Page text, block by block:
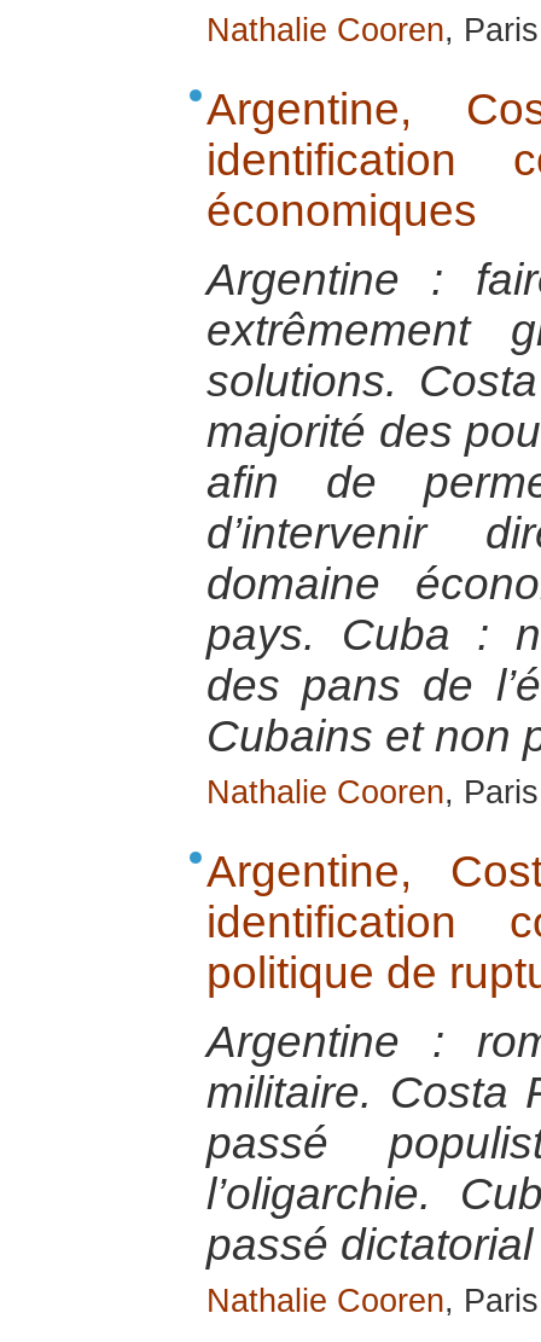
Nathalie Cooren,
Argentine,
identification
économiques
Argentine :
extrêmement
solutions.
majorité des
afin de
d’intervenir
domaine
pays. Cuba :
des pans de
Cubains et non
Nathalie Cooren,
Argentine,
identification
politique de
Argentine :
militaire. Costa
passé
l’oligarchie.
passé
Nathalie Cooren,